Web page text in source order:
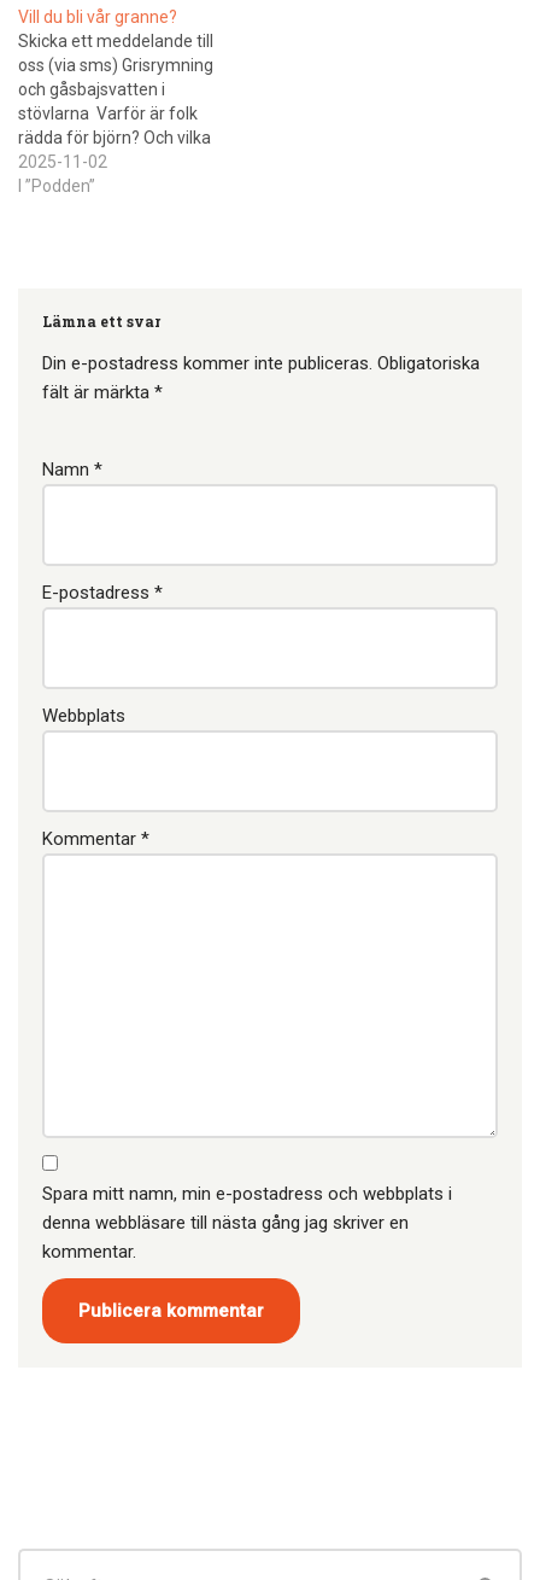
Lilltorpkompis och hur det
bidrar till att bevara
utrotningshotade lantraser.
Samtalet kretsar…
Vill du bli vår granne?
Skicka ett meddelande till
oss (via sms) Grisrymning
och gåsbajsvatten i
stövlarna Varför är folk
rädda för björn? Och vilka
djur skall vi vara oroliga för?
Svaret beror på hur man
dödsfall…
2025-11-02
I ”Podden”
Lämna ett svar
Din e-postadress kommer inte publiceras. Obligatoriska
fält är märkta *
Namn *
E-postadress *
Webbplats
Kommentar *
Spara mitt namn, min e-postadress och webbplats i
denna webbläsare till nästa gång jag skriver en
kommentar.